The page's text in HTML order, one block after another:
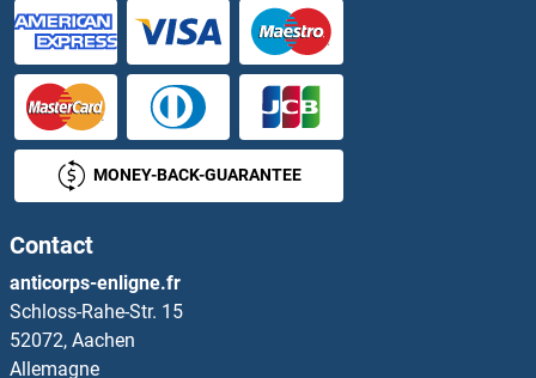
NDUFB2 Anticorps
NDUFB3 Anticorps
NDUFB4 Anticorps
NDUFB5 Anticorps
NDUFB6 Anticorps
NDUFB7 Anticorps
MONEY-BACK-GUARANTEE
Contact
anticorps-enligne.fr
Schloss-Rahe-Str. 15
52072, Aachen
Allemagne